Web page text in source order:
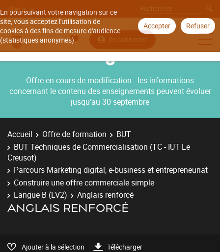
En poursuivant votre navigation sur ce
site, vous acceptez l'utilisation de
cookies à des fins de mesure d'audience
(statistiques anonymes).
Accepter Refuser
Aller à
Se connecter
Offre en cours de modification : les informations
concernant le contenu des enseignements peuvent évoluer
jusqu’au 30 septembre
Accueil Offre de formation
BUT
BUT Techniques de Commercialisation (TC - IUT Le
Creusot)
Parcours Marketing digital, e-business et entrepreneuriat
Construire une offre commerciale simple
Langue B (LV2)
Anglais renforcé
ANGLAIS RENFORCÉ
Ajouter à la sélection Télécharger